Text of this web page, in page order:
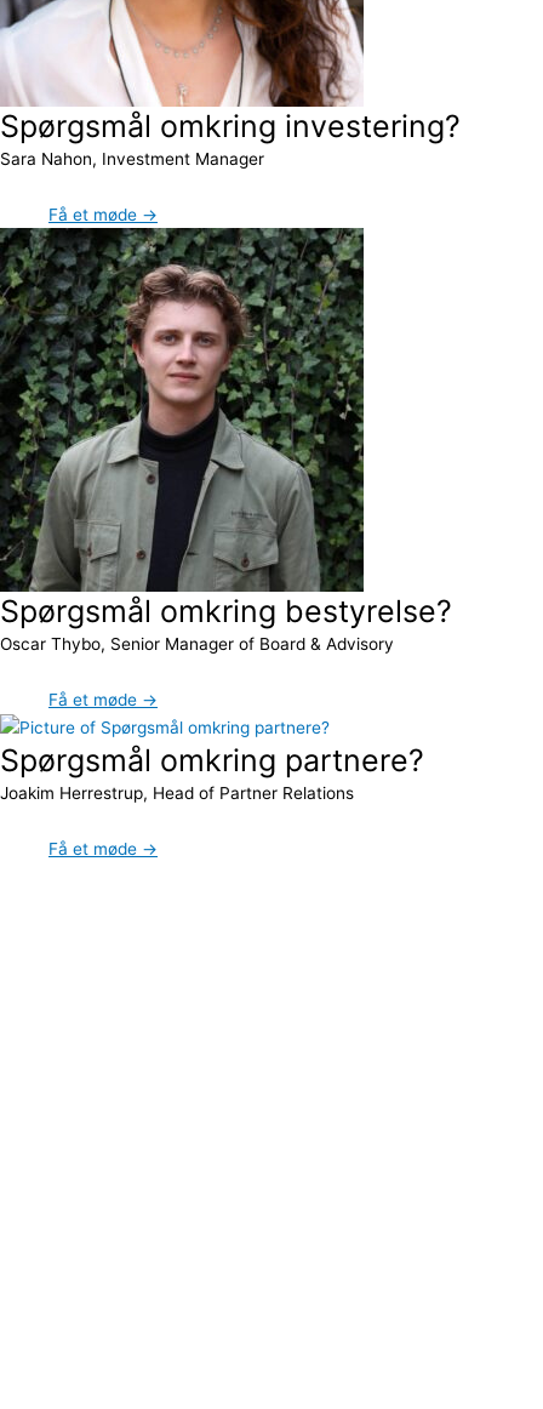
Spørgsmål omkring investering?
Sara Nahon, Investment Manager
Få et møde →
Spørgsmål omkring bestyrelse?
Oscar Thybo, Senior Manager of Board & Advisory
Få et møde →
Spørgsmål omkring partnere?
Joakim Herrestrup, Head of Partner Relations
Få et møde →